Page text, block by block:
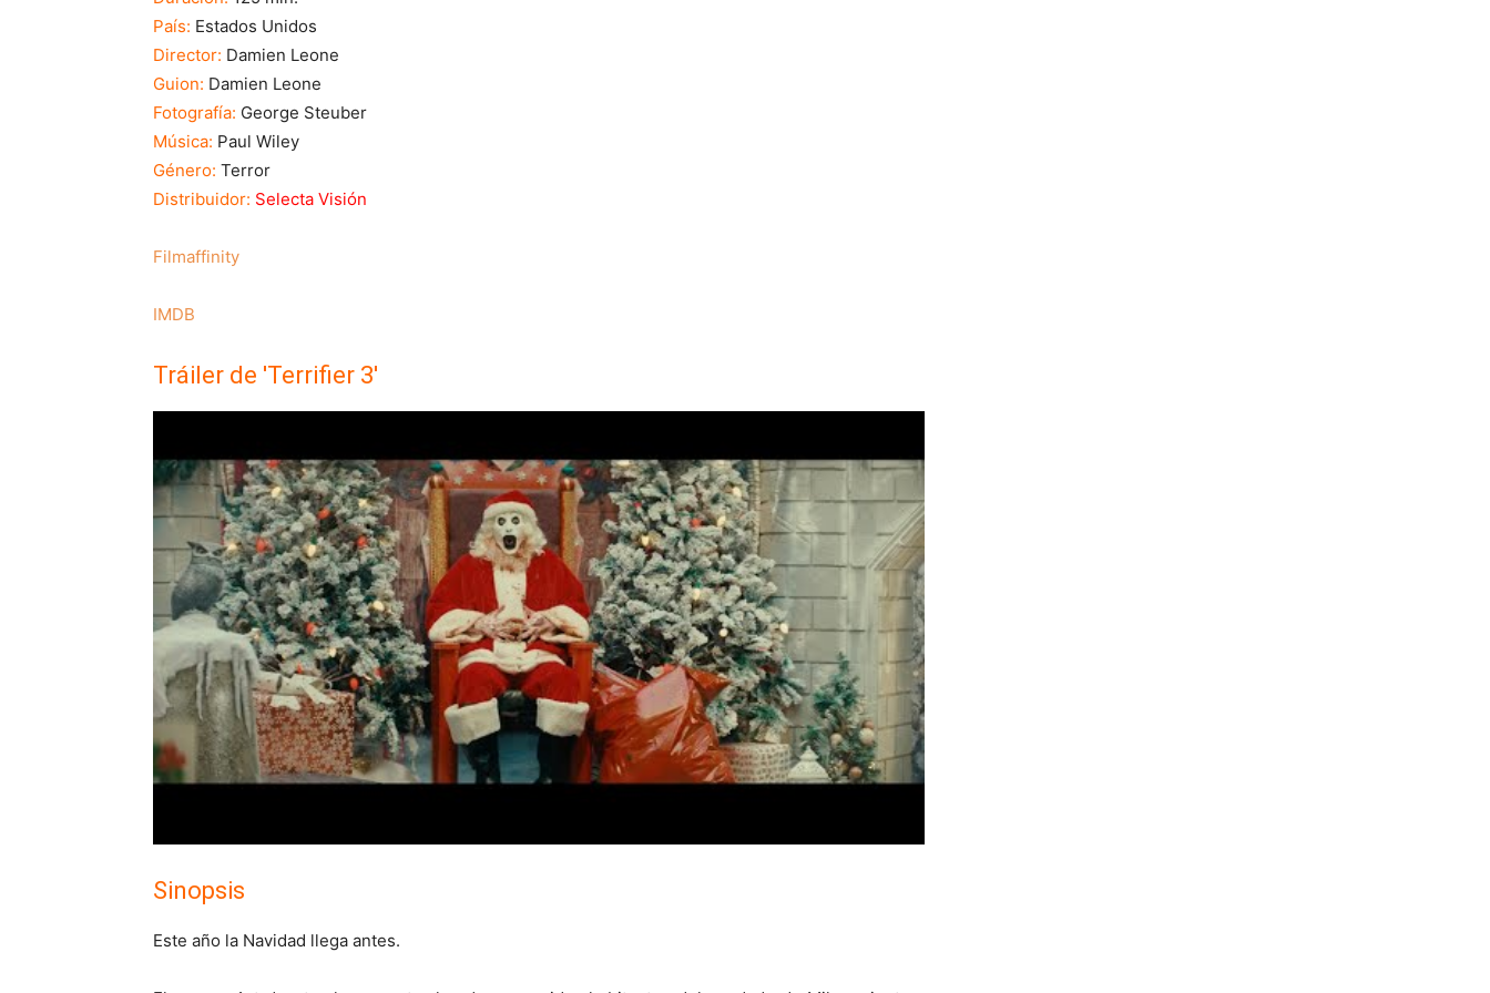
País: Estados Unidos
Director: Damien Leone
Guion: Damien Leone
Fotografía: George Steuber
Música: Paul Wiley
Género: Terror
Distribuidor: Selecta Visión
Filmaffinity
IMDB
Tráiler de 'Terrifier 3'
Sinopsis
Este año la Navidad llega antes.